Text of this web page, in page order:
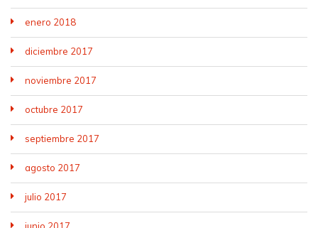
enero 2018
diciembre 2017
noviembre 2017
octubre 2017
septiembre 2017
agosto 2017
julio 2017